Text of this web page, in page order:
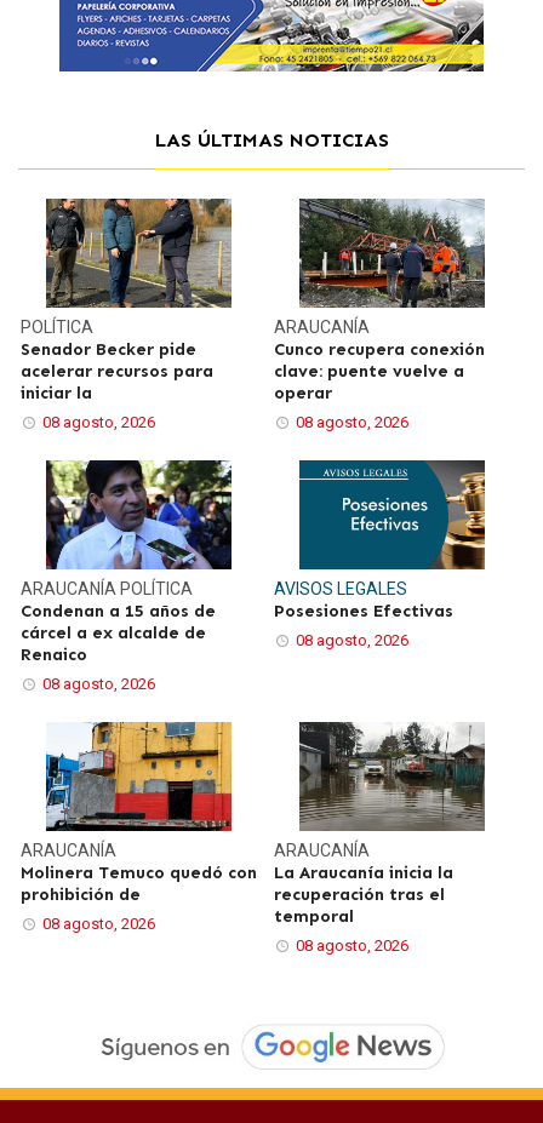
LAS ÚLTIMAS NOTICIAS
POLÍTICA
Senador Becker pide
acelerar recursos para
iniciar la
08 agosto, 2026
ARAUCANÍA
Cunco recupera conexión
clave: puente vuelve a
operar
08 agosto, 2026
ARAUCANÍA POLÍTICA
Condenan a 15 años de
cárcel a ex alcalde de
Renaico
08 agosto, 2026
AVISOS LEGALES
Posesiones Efectivas
08 agosto, 2026
ARAUCANÍA
Molinera Temuco quedó con
prohibición de
08 agosto, 2026
ARAUCANÍA
La Araucanía inicia la
recuperación tras el
temporal
08 agosto, 2026